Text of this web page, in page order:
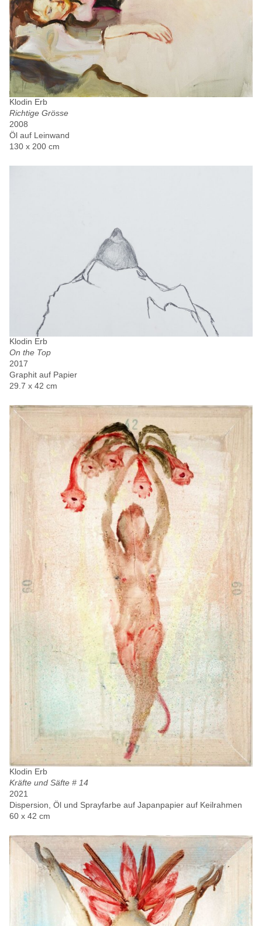
Klodin Erb
Richtige Grösse
2008
Öl auf Leinwand
130 x 200 cm
Klodin Erb
On the Top
2017
Graphit auf Papier
29.7 x 42 cm
Klodin Erb
Kräfte und Säfte # 14
2021
Dispersion, Öl und Sprayfarbe auf Japanpapier auf Keilrahmen
60 x 42 cm